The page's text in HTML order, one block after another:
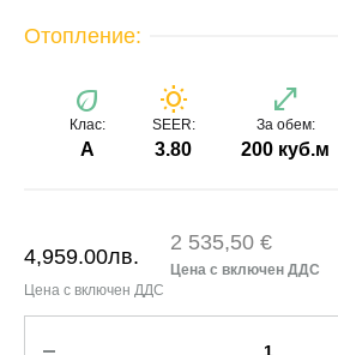
Отопление:
eco
Клас:
A
wb_sunny
SEER:
3.80
open_in_full
За обем:
200 куб.м
4,959.00лв.
2 535,50 €